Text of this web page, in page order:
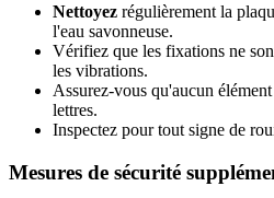
Nettoyez régulièrement la
l'eau savonneuse.
Vérifiez que les fixations ne
les vibrations.
Assurez-vous qu'aucun
lettres.
Inspectez pour tout signe de
Mesures de sécurité